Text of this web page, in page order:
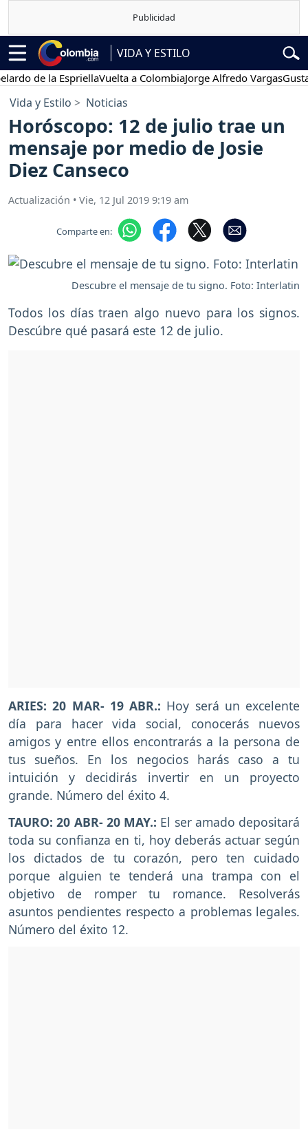
VIDA Y ESTILO
de la EspriellaVuelta a ColombiaJorge Alfredo VargasGustavo
Vida y Estilo Noticias
Horóscopo: 12 de julio trae un
mensaje por medio de Josie
Diez Canseco
Actualización • Vie, 12 Jul 2019 9:19 am
Comparte en:
Descubre el mensaje de tu signo. Foto: Interlatin
Todos los días traen algo nuevo para los signos.
Descúbre qué pasará este 12 de julio.
ARIES: 20 MAR- 19 ABR.: Hoy será un excelente
día para hacer vida social, conocerás nuevos
amigos y entre ellos encontrarás a la persona de
tus sueños. En los negocios harás caso a tu
intuición y decidirás invertir en un proyecto
grande. Número del éxito 4.
TAURO: 20 ABR- 20 MAY.: El ser amado depositará
toda su confianza en ti, hoy deberás actuar según
los dictados de tu corazón, pero ten cuidado
porque alguien te tenderá una trampa con el
objetivo de romper tu romance. Resolverás
asuntos pendientes respecto a problemas legales.
Número del éxito 12.